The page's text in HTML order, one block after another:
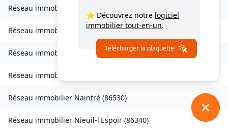
Réseau immobilier
Réseau immobilier Moulismes(86500)
Réseau immobilier Mouterre-sur-Blourde(86430
Réseau immobilier
Réseau immobilier Naintré (86530)
Réseau immobilier Nieuil-l'Espoir (86340)
⭐ Découvrez notre logiciel
immobilier tout-en-un.
Télécharger la plaquette